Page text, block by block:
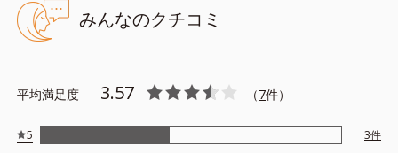
*1ジメチコン、テトラ（ヒドロキシステアリン酸/イソステアリン
酸）ジペンタエリスリチル
※アレルギーテスト済＝全ての方にアレルギーが起こらないという
みんなのクチコミ
平均満足度 3.57 （7件）
5 3件